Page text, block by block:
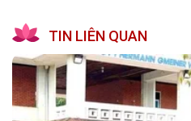
TIN LIÊN QUAN